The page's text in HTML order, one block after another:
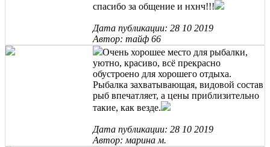
спасибо за общение и нхнч!!!
Дата публикации: 28 10 2019
Автор: тайф 66
Очень хорошее место для рыбалки,
уютно, красиво, всё прекрасно
обустроено для хорошего отдыха.
Рыбалка захватывающая, видовой состав
рыб впечатляет, а цены приблизительно
такие, как везде.
Дата публикации: 28 10 2019
Автор: марина м.